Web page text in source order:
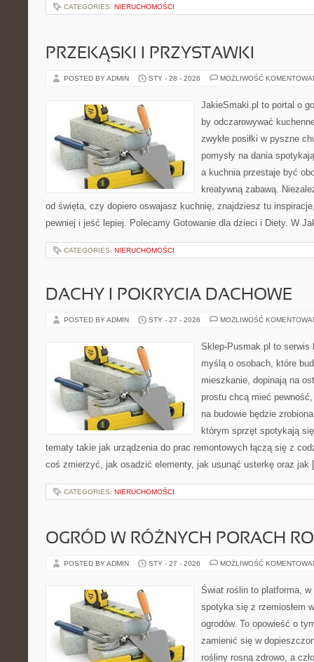
CATEGORIES: NIERUCHOMOŚCI
PRZEKĄSKI I PRZYSTAWKI
POSTED BY ADMIN STY - 28 - 2026 MOŻLIWOŚĆ
JakieSmaki.pl to portal o
by odczarowywać
zwykłe posiłki w pyszne
pomysły na dania
a kuchnia przestaje być
kreatywną zabawą.
od święta, czy dopiero oswajasz kuchnię, znajdziesz tu
pewniej i jeść lepiej. Polecamy Gotowanie dla dzieci i Diety. W
CATEGORIES: NIERUCHOMOŚCI
DACHY I POKRYCIA DACHOWE
POSTED BY ADMIN STY - 27 - 2026 MOŻLIWOŚĆ
Sklep-Pusmak.pl to serwis
myślą o osobach, które
mieszkanie, dopinają na
prostu chcą mieć
na budowie będzie
którym sprzęt spotykają
tematy takie jak urządzenia do prac remontowych łączą się z
coś zmierzyć, jak osadzić elementy, jak usunąć usterkę oraz
CATEGORIES: NIERUCHOMOŚCI
OGRÓD W RÓŻNYCH PORACH
POSTED BY ADMIN STY - 27 - 2026 MOŻLIWOŚĆ
Świat roślin to platforma, w
spotyka się z rzemiosłem
ogrodów. To opowieść o
zamienić się w
rośliny rosną zdrowo, a